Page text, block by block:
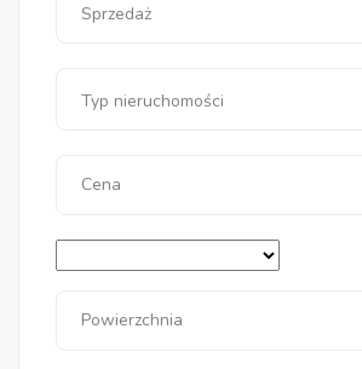
Sprzedaż
Typ nieruchomości
Cena
Powierzchnia